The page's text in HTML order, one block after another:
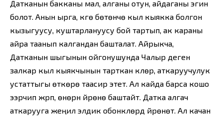
Датканын бакканы мал, алганы отун, айдаганы эгин
болот. Анын ырга, күүгө бөтөнчө кыл кыякка болгон
кызыгуусу, куштарлануусу бой тартып, ак караны
айра таанып калгандан башталат. Айрыкча,
Датканын шыгынын ойгонушунда Чалыр деген
залкар кыл кыякчынын тарткан күүлөрү, аткаруучулук
устаттыгы өткөрө таасир этет. Ал кайда барса кошо
ээрчип жүрүп, өнөрүн үйрөнө баштайт. Датка алгач
аткарууга жеңил элдик обонкүүлөрдү үйрөнөт. Ал качан